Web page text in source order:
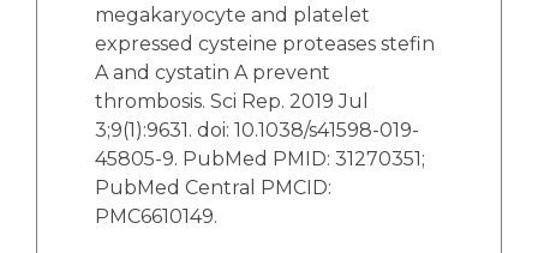
megakaryocyte and platelet
expressed cysteine proteases stefin
A and cystatin A prevent
thrombosis. Sci Rep. 2019 Jul
3;9(1):9631. doi: 10.1038/s41598-019-
45805-9. PubMed PMID: 31270351;
PubMed Central PMCID:
PMC6610149.